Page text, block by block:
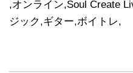
,オンライン,Soul Create
ジック,ギター,ボイトレ,